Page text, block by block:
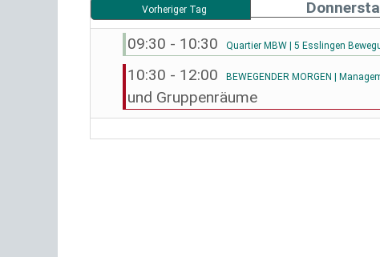
Vorheriger Tag
09:30 - 10:30 Quartier MBW | 5 Esslingen
10:30 - 12:00
BEWEGENDER MORGEN |
und Gruppenräume